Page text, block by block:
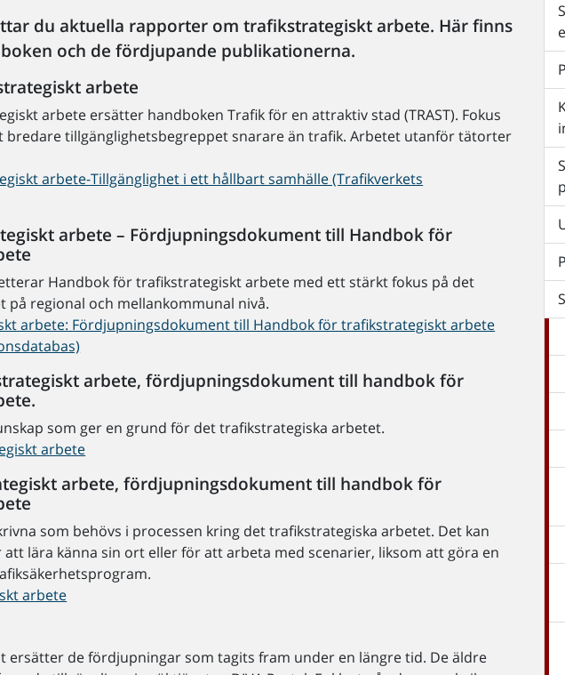
du aktuella rapporter om trafikstrategiskt arbete. Här finns
och de fördjupande publikationerna.
arbete
arbete ersät­ter handboken Trafik för en attraktiv stad (TRAST). Fokus
bredare tillgänglighetsbegreppet snarare än trafik. Arbetet utanför tätorter
arbete-Tillgänglighet i ett hållbart samhälle (Trafikverkets
arbete – Fördjupningsdokument till Handbok för
Handbok för trafikstrategiskt arbete med ett stärkt fokus på det
på regional och mellankommunal nivå.
arbete: Fördjupningsdokument till Handbok för trafikstrategiskt arbete
arbete, fördjupningsdokument till handbok för
som ger en grund för det trafikstrategiska arbetet.
arbete
arbete, fördjupningsdokument till handbok för
som behövs i processen kring det trafikstrategiska arbetet. Det kan
lära känna sin ort eller för att arbeta med scenarier, liksom att göra en
arbete
ersätter de fördjupningar som tagits fram under en längre tid. De äldre